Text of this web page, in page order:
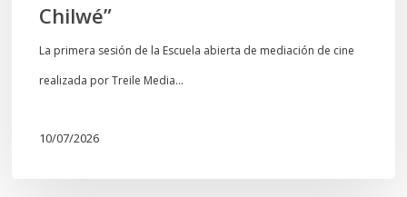
Chilwé”
La primera sesión de la Escuela abierta de mediación de cine
realizada por Treile Media…
10/07/2026